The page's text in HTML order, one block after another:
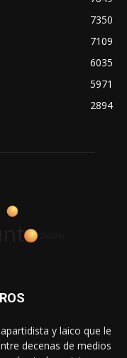
7350
7109
6035
5971
2894
y laico que le
decenas de medios